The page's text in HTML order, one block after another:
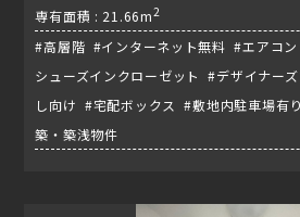
駅』
専有面積 : 21.66m2
#高層階 #インターネット無料 #エアコ
シューズインクローゼット #デザイナー
し向け #宅配ボックス #敷地内駐車場有
築・築浅物件